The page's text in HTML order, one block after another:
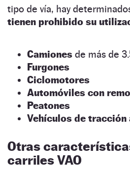
tipo de vía, hay
tienen prohibido su
Camiones de más de
Furgones
Ciclomotores
Automóviles con
Peatones
Vehículos de tracción
Otras
carriles VAO